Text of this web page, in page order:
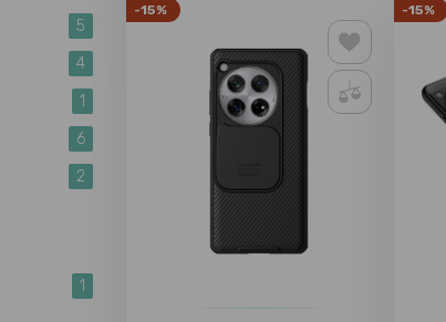
5
4
1
6
2
1
-15% -15%